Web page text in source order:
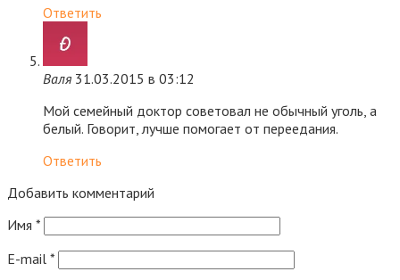
Ответить
Валя 31.03.2015 в 03:12
Мой семейный доктор советовал не обычный уголь, а
белый. Говорит, лучше помогает от переедания.
Ответить
Добавить комментарий
Имя *
E-mail *